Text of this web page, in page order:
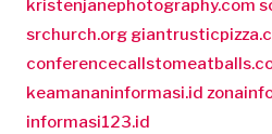
kristenjanephotography.com
srchurch.org
keamananinformasi.id
informasi123.id